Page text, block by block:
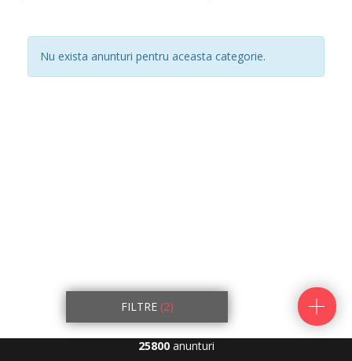
Nu exista anunturi pentru aceasta categorie.
FILTRE (2)
25800anunturi